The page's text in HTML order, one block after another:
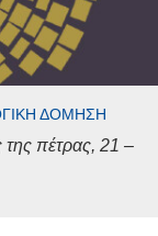
ΔΌΜΗΣΗ
πέτρας, 21 –